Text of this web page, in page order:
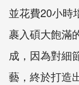
並花費20小時
裹入碩大飽滿
成，因為對細
藝，終於打造